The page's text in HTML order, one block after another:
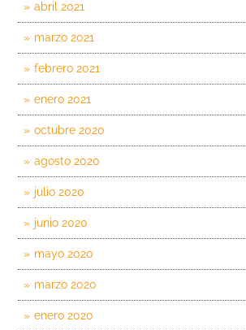
abril 2021
marzo 2021
febrero 2021
enero 2021
octubre 2020
agosto 2020
julio 2020
junio 2020
mayo 2020
marzo 2020
enero 2020